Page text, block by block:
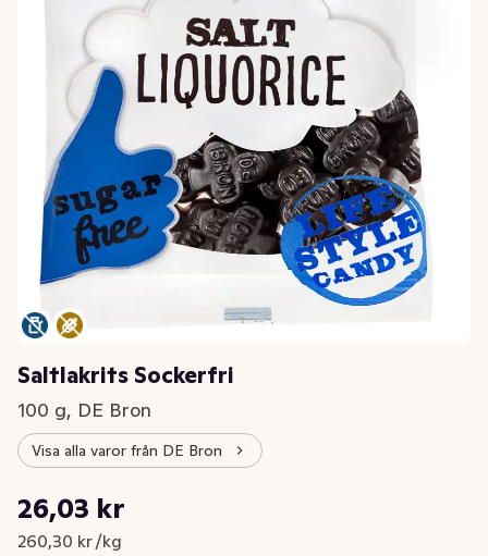
Saltlakrits Sockerfri
100 g, DE Bron
Visa alla varor från DE Bron
Nuvarande pris är: 26,03 kr
26,03 kr
260,30 kr /kg
Styckpris: 260,30 kr /kg